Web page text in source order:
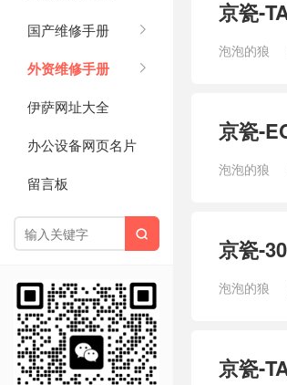
国产维修手册
外资维修手册
伊萨网址大全
办公设备网页名片
留言板

京瓷-
泡泡的狼
京瓷-
泡泡的狼
京瓷-
泡泡的狼
京瓷-